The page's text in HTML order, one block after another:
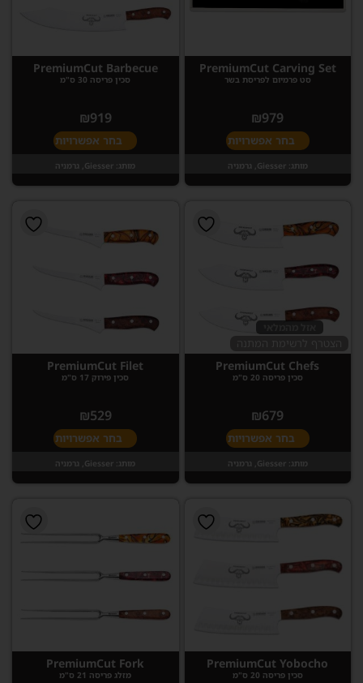
PremiumCut Carving Set
סט פרמיום לפריסת בשר
₪979
בחר אפשרויות
מותג:Giesser, גרמניה
PremiumCut Barbecue
סכין פריסה 30 ס"מ
₪919
בחר אפשרויות
מותג: Giesser, גרמניה
PremiumCut Chefs
סכין פריסה 20 ס"מ
₪679
בחר אפשרויות
מותג:Giesser, גרמניה
PremiumCut Filet
סכין פירוק 17 ס"מ
₪529
בחר אפשרויות
מותג: Giesser, גרמניה
PremiumCut Yobocho
סכין פריסה 20 ס"מ
PremiumCut Fork
מזלג פריסה 21 ס"מ